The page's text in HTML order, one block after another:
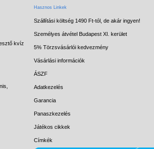
kvíz
Hasznos Linkek
Szállítási költség 1490 Ft-tól, de akár ingyen!
Személyes átvétel Budapest XI. kerület
5% Törzsvásárlói kedvezmény
Vásárlási információk
ÁSZF
Adatkezelés
Garancia
Panaszkezelés
Játékos cikkek
Címkék
LOGICO
LÜK